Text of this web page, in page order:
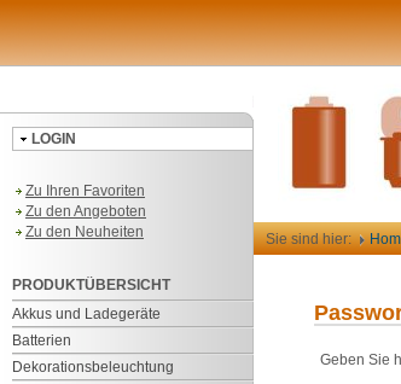
LOGIN
Zu Ihren Favoriten
Zu den Angeboten
Zu den Neuheiten
PRODUKTÜBERSICHT
Akkus und Ladegeräte
Batterien
Dekorationsbeleuchtung
Sie sind hier:
Geben Sie